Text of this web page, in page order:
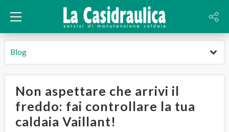
Blog
Non aspettare che arrivi il
freddo: fai controllare la tua
caldaia Vaillant!